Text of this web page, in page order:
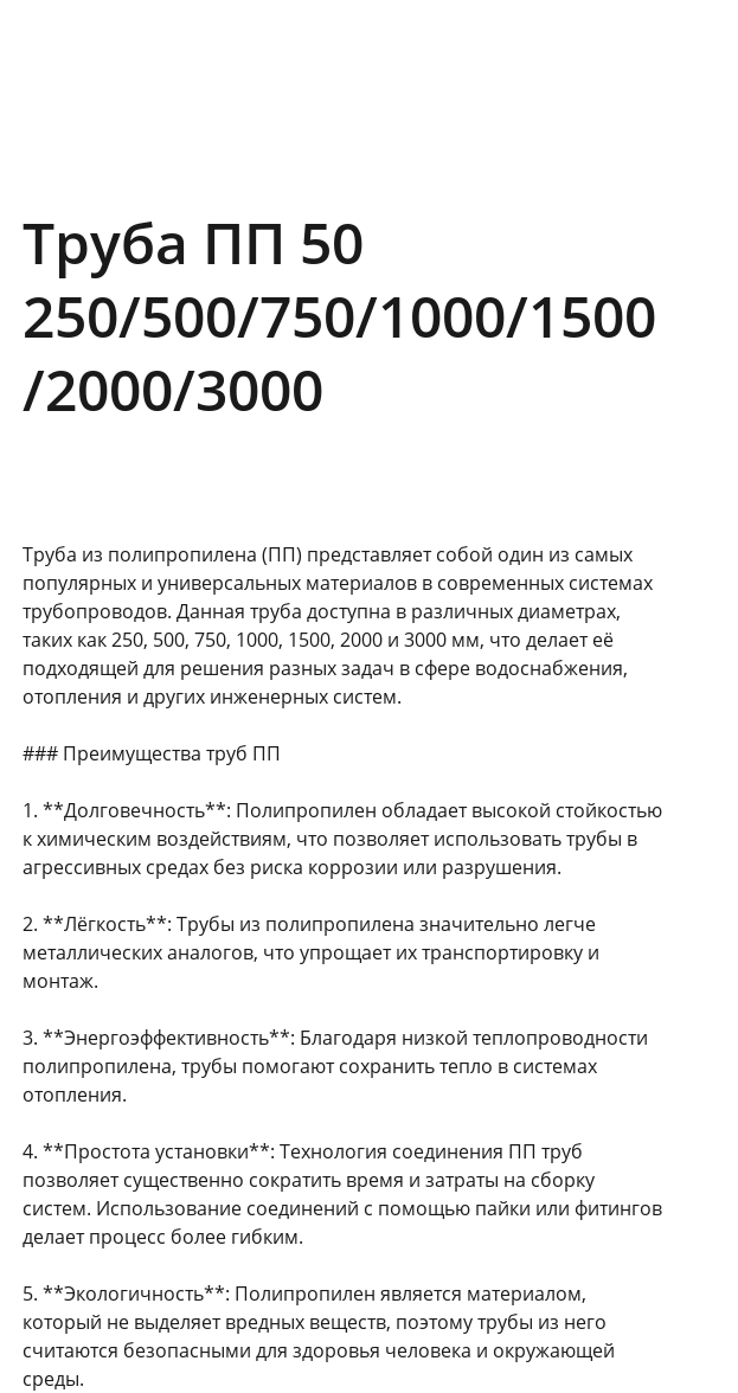
Труба ПП 50
250/500/750/1000/1500
/2000/3000
Труба из полипропилена (ПП) представляет собой один из самых
популярных и универсальных материалов в современных системах
трубопроводов. Данная труба доступна в различных диаметрах,
таких как 250, 500, 750, 1000, 1500, 2000 и 3000 мм, что делает её
подходящей для решения разных задач в сфере водоснабжения,
отопления и других инженерных систем.
### Преимущества труб ПП
1. **Долговечность**: Полипропилен обладает высокой стойкостью
к химическим воздействиям, что позволяет использовать трубы в
агрессивных средах без риска коррозии или разрушения.
2. **Лёгкость**: Трубы из полипропилена значительно легче
металлических аналогов, что упрощает их транспортировку и
монтаж.
3. **Энергоэффективность**: Благодаря низкой теплопроводности
полипропилена, трубы помогают сохранить тепло в системах
отопления.
4. **Простота установки**: Технология соединения ПП труб
позволяет существенно сократить время и затраты на сборку
систем. Использование соединений с помощью пайки или фитингов
делает процесс более гибким.
5. **Экологичность**: Полипропилен является материалом,
который не выделяет вредных веществ, поэтому трубы из него
считаются безопасными для здоровья человека и окружающей
среды.